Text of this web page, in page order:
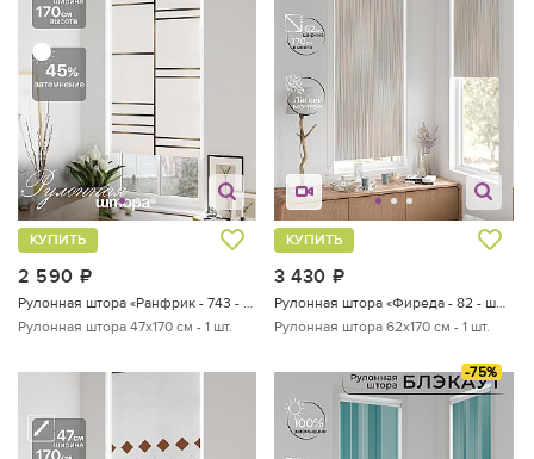
2 590
КУПИТЬ
Рулонная штора 47х170 см - 1 шт.
3 430
КУПИТЬ
Рулонная штора 62х170 см - 1 шт.
-75%